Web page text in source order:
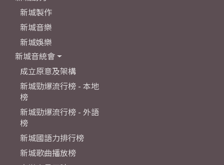
新城製作
新城音樂
新城娛樂
新城音統會
成立原意及架構
新城勁爆流行榜 - 本地
榜
新城勁爆流行榜 - 外語
榜
新城國語力排行榜
新城歌曲播放榜